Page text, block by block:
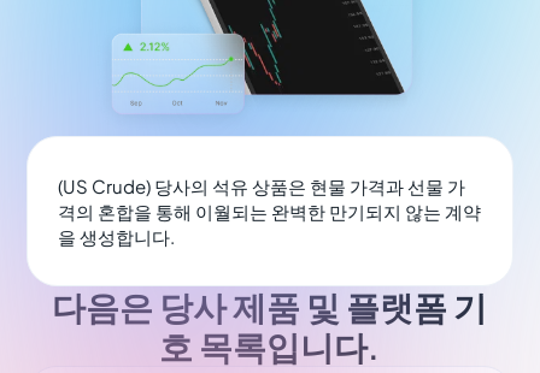
(US Crude) 당사의 석유 상품은 현물 가격과 선물 가
격의 혼합을 통해 이월되는 완벽한 만기되지 않는 계약
을 생성합니다.
다음은 당사 제품 및 플랫폼 기
호 목록입니다.